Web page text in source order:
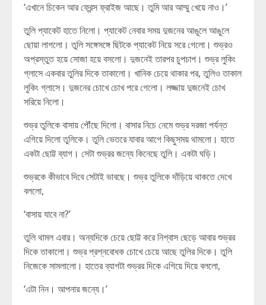
‘এখানে চিকেন আর ফ্রেন্স ফ্রাইজ আছে। তুমি আর আম্মু খেয়ে নাও।’
তুলি প্যাকেট হাতে নিলো। প্যাকেট নেবার সময় দুজনের আঙুলে আঙুলে
ছোয়া লাগলো। তুলি সঙ্গেসঙ্গে ছিটকে প্যাকেট নিয়ে সরে গেলো। শুভ্রও
অপ্রস্তুত হয়ে সোজা হয়ে বসলো। দুজনেই তারপর চুপচাপ। শুভ্র লুকিং
গ্লাসে একবার তুলির দিকে তাকালো। খানিক চেয়ে থাকার পর, তুলিও তাকাল
লুকিং গ্লাসে। দুজনের চোখে চোখ পরে গেলো। লজ্জায় দুজনেই চোখ
সরিয়ে নিলো।
শুভ্র তুলিকে বাসায় পৌঁছে দিলো। বাসার নিচে নেমে শুভ্র দরজা পর্যন্ত
এগিয়ে দিলো তুলিকে। তুলি ভেতরে যাবার আগে কিছুসময় থামলো। হাতে
একটা ছোট্ট ব্যাগ। সেটা শুভ্রর জন্যে কিনেছে তুলি। একটা ঘড়ি।
শুভ্রকে কীভাবে দিবে সেটাই ভাবছে। শুভ্র তুলিকে দাঁড়িয়ে থাকতে দেখে
বললো,
‘বাসায় যাবে না?’
তুলি থামল এবার। অন্যদিকে চেয়ে ছোট্ট করে নিশ্বাস ছেড়ে আবার শুভ্রর
দিকে তাকালো। শুভ্র প্রশ্নবোধক চোখে চেয়ে আছে তুলির দিকে। তুলি
নিজেকে সামলালো। হাতের ব্যাগটা শুভ্রর দিকে এগিয়ে দিয়ে বললো,
‘এটা নিন। আপনার জন্যে।’